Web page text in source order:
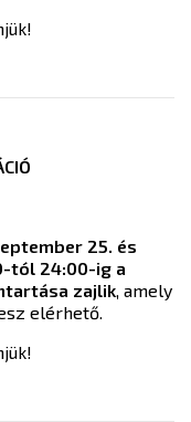
25. és
tól 24:00-ig a
zajlik, amely
elérhető.